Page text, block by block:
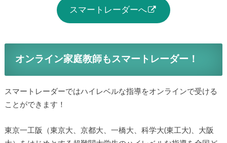
スマートレーダーへ
オンライン家庭教師もスマートレーダー！
スマートレーダーではハイレベルな指導をオンラインで受ける
ことができます！
東京一工阪（東京大、京都大、一橋大、科学大(東工大)、大阪